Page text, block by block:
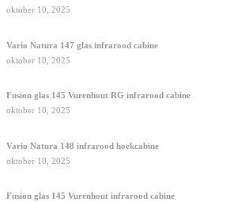
oktober 10, 2025
Vario Natura 147 glas infrarood cabine
oktober 10, 2025
Fusion glas 145 Vurenhout RG infrarood cabine
oktober 10, 2025
Vario Natura 148 infrarood hoekcabine
oktober 10, 2025
Fusion glas 145 Vurenhout infrarood cabine